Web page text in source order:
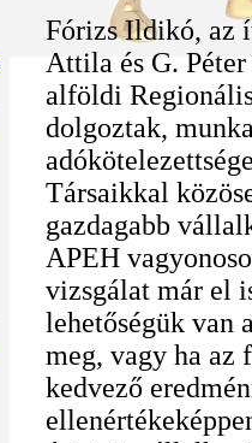
Fórizs Ildikó, az
Attila és G.
alföldi
dolgoztak,
Társaikkal
gazdagabb
APEH
vizsgálat már el
lehetőségük van
meg, vagy ha az
kedvező